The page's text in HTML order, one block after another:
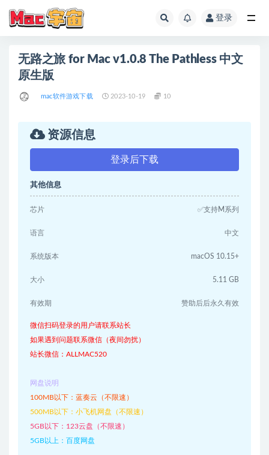
登录
无路之旅 for Mac v1.0.8 The Pathless 中文
原生版
mac软件游戏下载 2023-10-19 10
资源信息
登录后下载
其他信息
芯片 ✅支持M系列
语言 中文
系统版本 macOS 10.15+
大小 5.11 GB
有效期 赞助后后永久有效
微信扫码登录的用户请联系站长
如果遇到问题联系微信（夜间勿扰）
站长微信：ALLMAC520
网盘说明
100MB以下：蓝奏云（不限速）
500MB以下：小飞机网盘（不限速）
5GB以下：123云盘（不限速）
5GB以上：百度网盘